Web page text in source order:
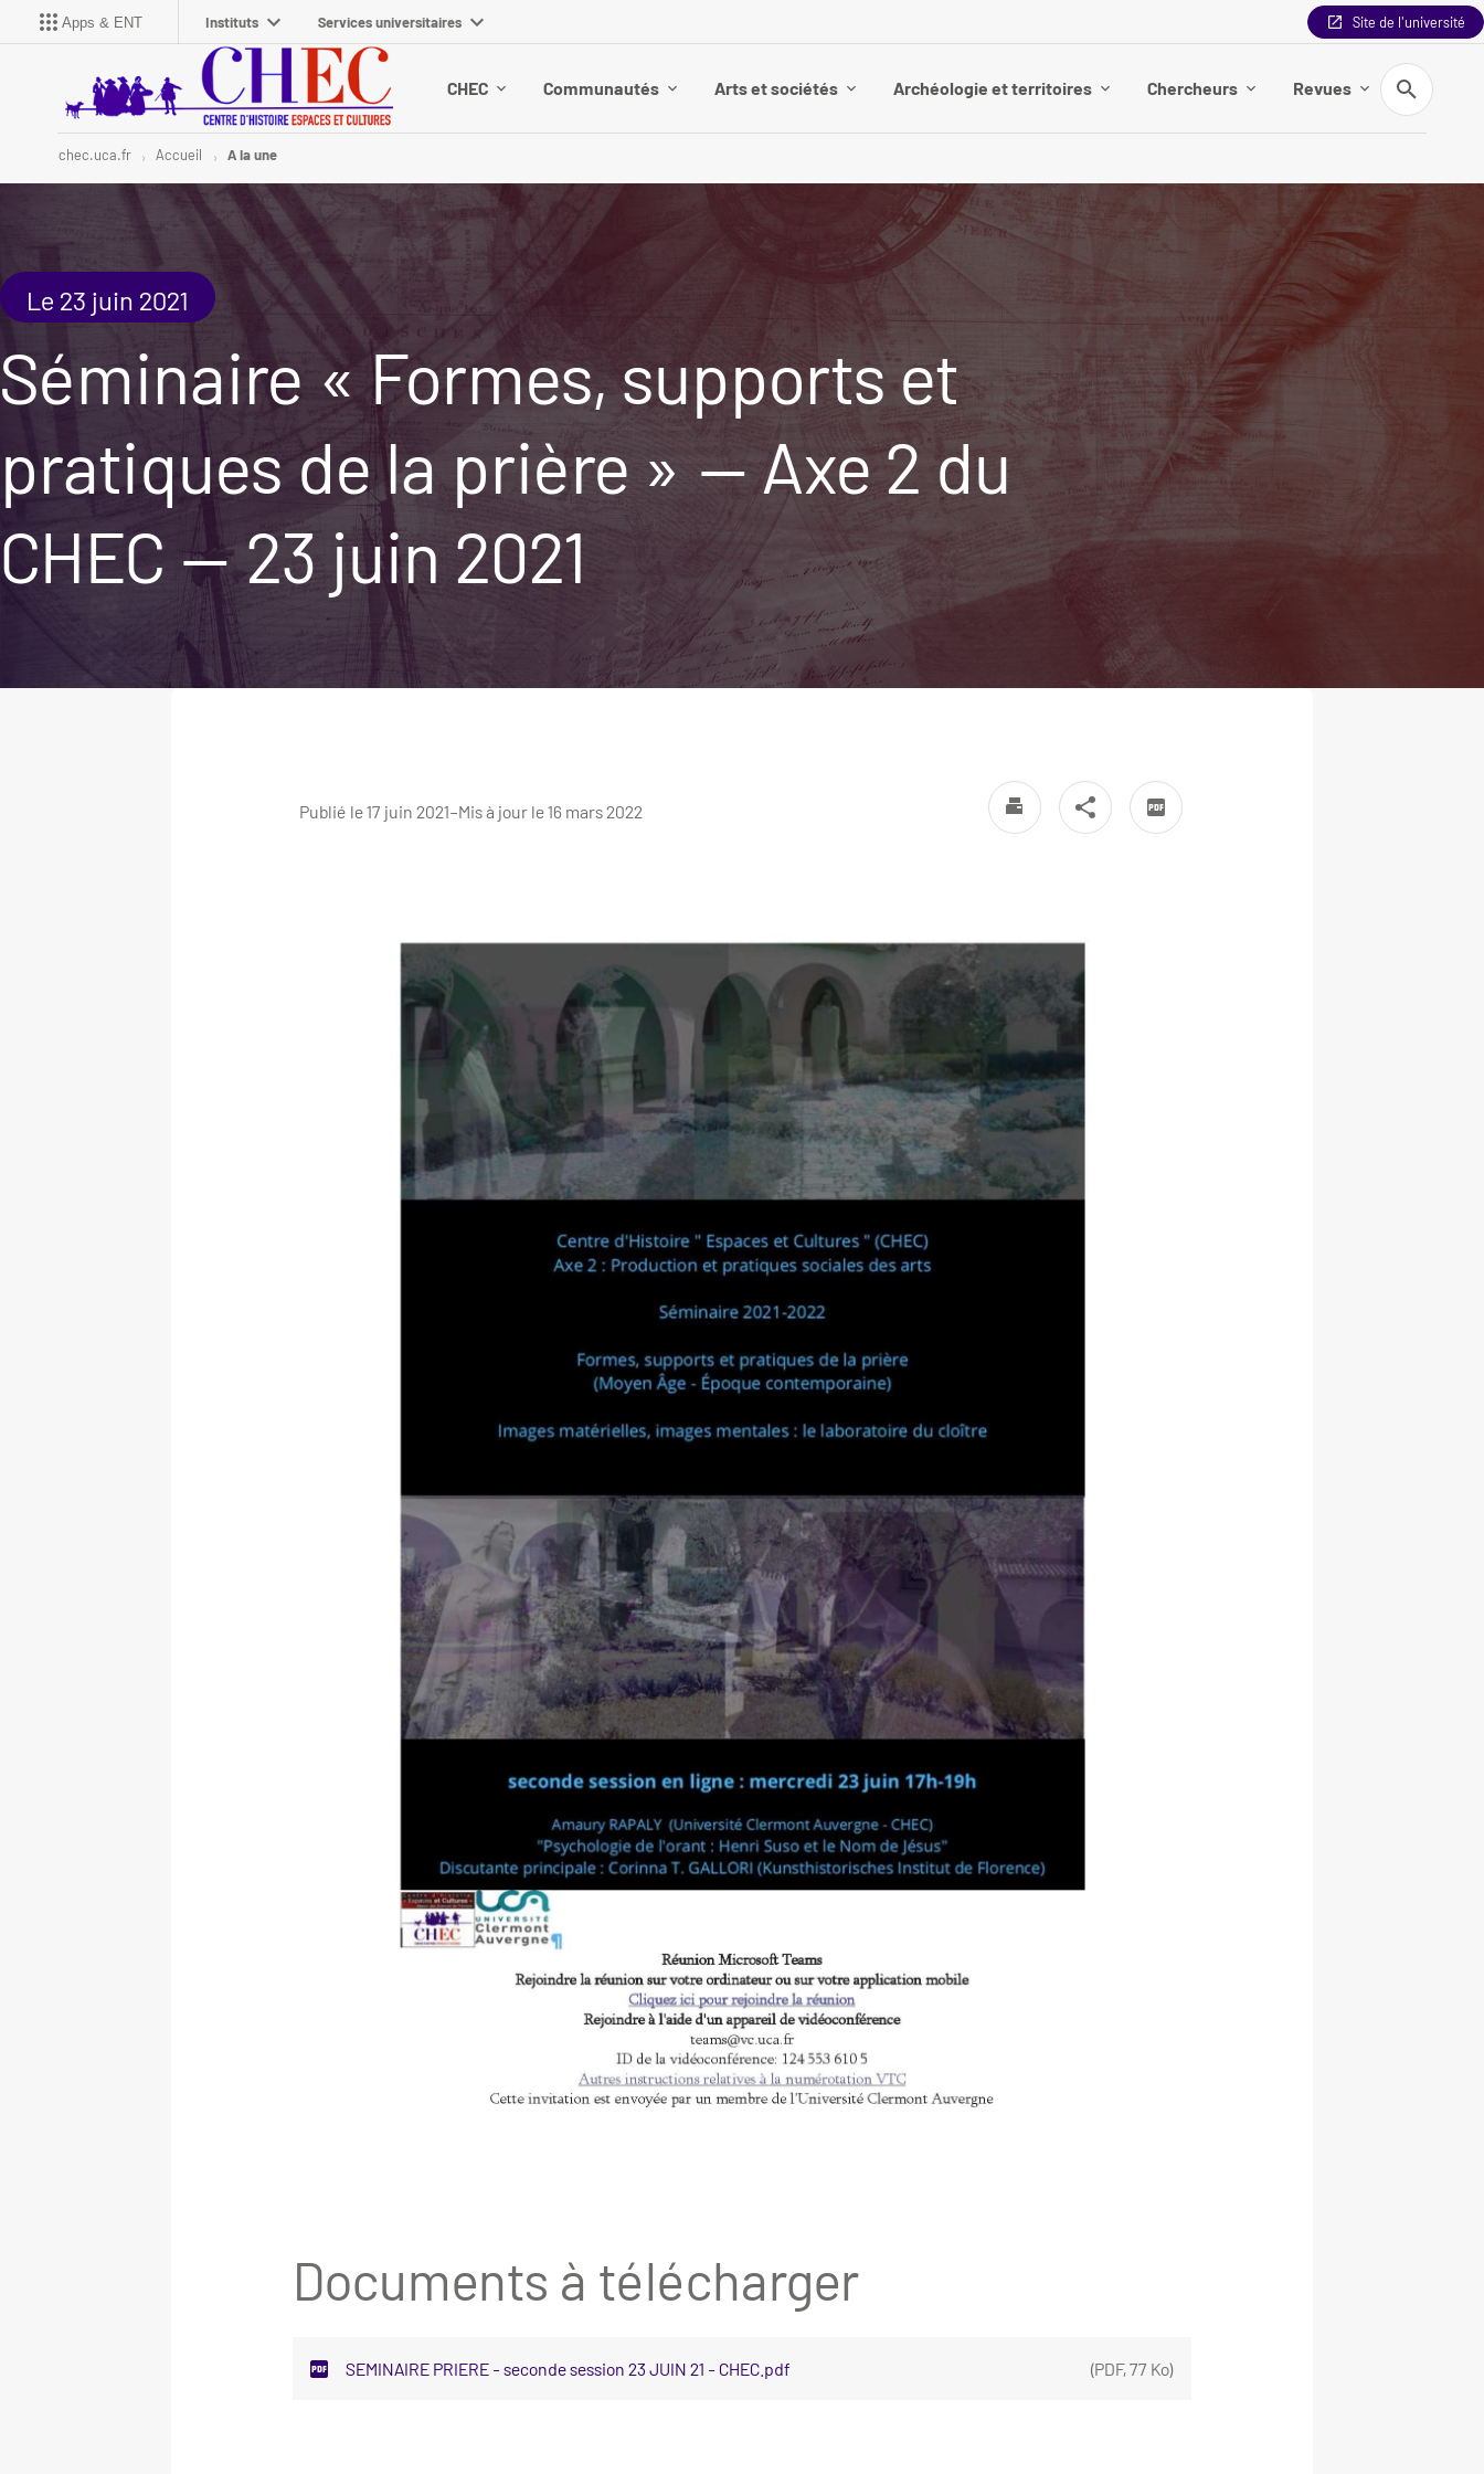
Apps & ENT Instituts Services universitaires Site de l'université
CHEC Communautés Arts et sociétés Archéologie et territoires Chercheurs Revues
Recherche
chec.uca.fr Accueil A la une
Le 23 juin 2021
Séminaire « Formes, supports et
pratiques de la prière » — Axe 2 du
CHEC — 23 juin 2021
Publié le 17 juin 2021–Mis à jour le 16 mars 2022
Documents à télécharger
SEMINAIRE PRIERE - seconde session 23 JUIN 21 - CHEC.pdf (PDF,77 Ko)